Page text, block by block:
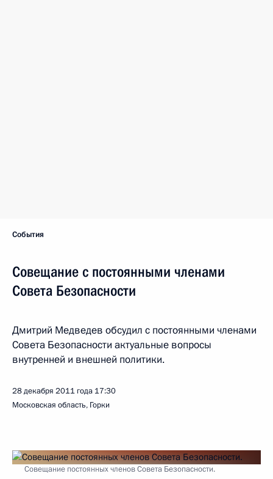
События
Совещание с постоянными членами
Совета Безопасности
Дмитрий Медведев обсудил с постоянными членами
Совета Безопасности актуальные вопросы
внутренней и внешней политики.
28 декабря 2011 года 17:30
Московская область, Горки
Совещание постоянных членов Совета Безопасности.